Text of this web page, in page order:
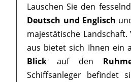
Lauschen Sie den
Deutsch und Englisch
majestätische Landschaft.
aus bietet sich Ihnen ein a
Blick auf den
Schiffsanleger befindet